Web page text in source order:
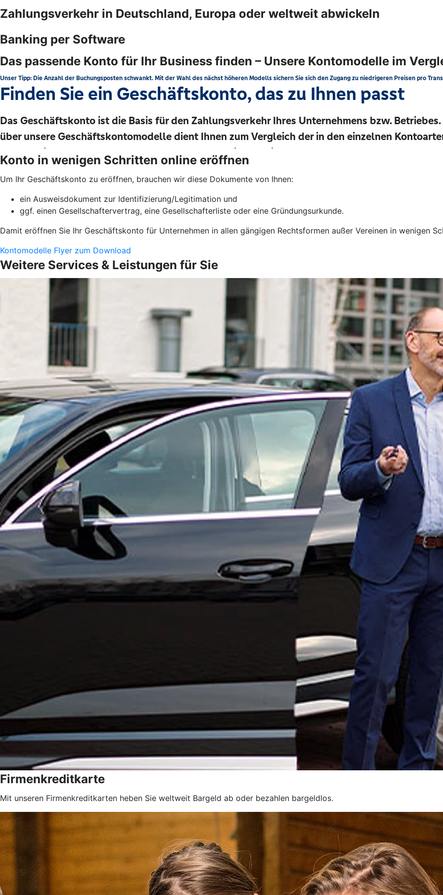
Zahlungsverkehr in Deutschland, Europa oder weltweit abwickeln
Banking per Software
Das passende Konto für Ihr Business finden – Unsere Kontomodelle im
Konto in wenigen Schritten online eröffnen
Um Ihr Geschäftskonto zu eröffnen, brauchen wir diese Dokumente von Ihnen:
ein Ausweisdokument zur Identifizierung/Legitimation und
ggf. einen Gesellschaftervertrag, eine Gesellschafterliste oder eine Gründungsurkunde.
Damit eröffnen Sie Ihr Geschäftskonto für Unternehmen in allen gängigen Rechtsformen außer Vereinen in wenigen
Kontomodelle Flyer zum Download
Weitere Services & Leistungen für Sie
Firmenkreditkarte
Mit unseren Firmenkreditkarten heben Sie weltweit Bargeld ab oder bezahlen bargeldlos.